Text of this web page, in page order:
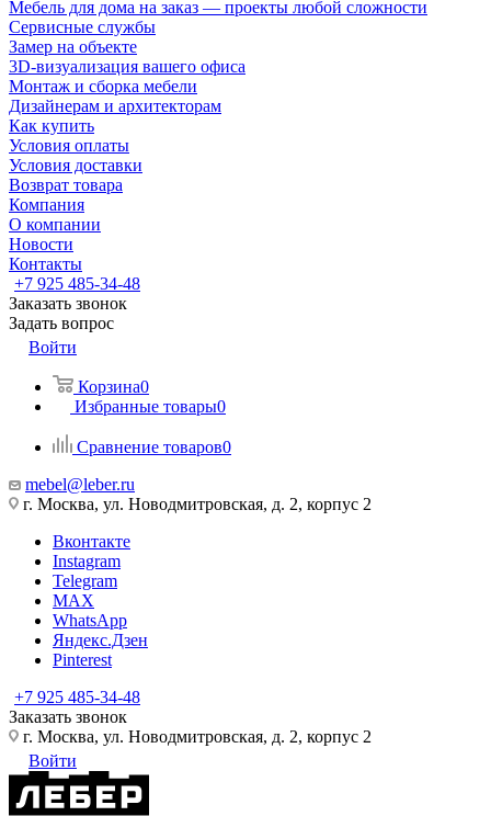
Мебель для дома на заказ — проекты любой сложности
Сервисные службы
Замер на объекте
3D-визуализация вашего офиса
Монтаж и сборка мебели
Дизайнерам и архитекторам
Как купить
Условия оплаты
Условия доставки
Возврат товара
Компания
О компании
Новости
Контакты
+7 925 485-34-48
Заказать звонок
Задать вопрос
Войти
Корзина0
Избранные товары0
Сравнение товаров0
mebel@leber.ru
г. Москва, ул. Новодмитровская, д. 2, корпус 2
Вконтакте
Instagram
Telegram
MAX
WhatsApp
Яндекс.Дзен
Pinterest
+7 925 485-34-48
Заказать звонок
г. Москва, ул. Новодмитровская, д. 2, корпус 2
Войти